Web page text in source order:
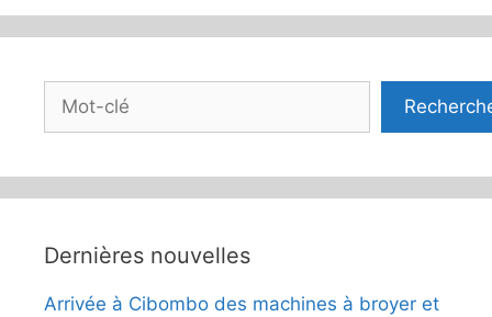
Rechercher
Dernières nouvelles
Arrivée à Cibombo des machines à broyer et